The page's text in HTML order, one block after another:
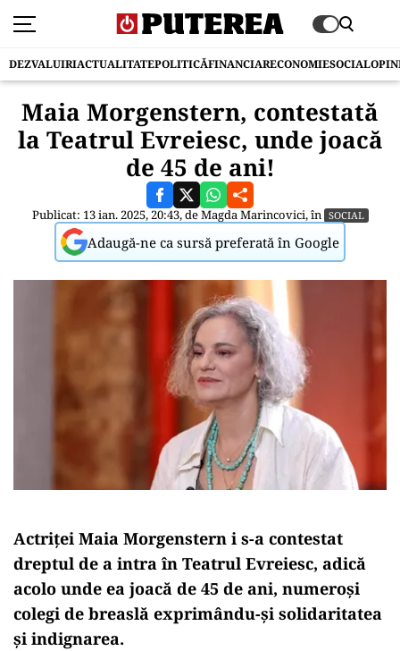
DEZVALUIRIACTUALITATEPOLITICĂFINANCIARECONOMIESOCIAL
Maia Morgenstern, contestată
la Teatrul Evreiesc, unde joacă
de 45 de ani!
Publicat: 13 ian. 2025, 20:43, deMagda Marincovici, în SOCIAL
Adaugă-ne ca sursă preferată în Google
Actriței Maia Morgenstern i s-a contestat
dreptul de a intra în Teatrul Evreiesc, adică
acolo unde ea joacă de 45 de ani, numeroși
colegi de breaslă exprimându-și solidaritatea
și indignarea.